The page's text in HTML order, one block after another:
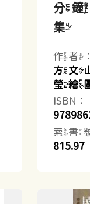
分
集
作者
方文
瑩繪
ISBN：
索書
815.97